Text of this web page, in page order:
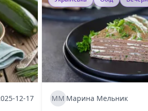
12-17 МММарина Мельник